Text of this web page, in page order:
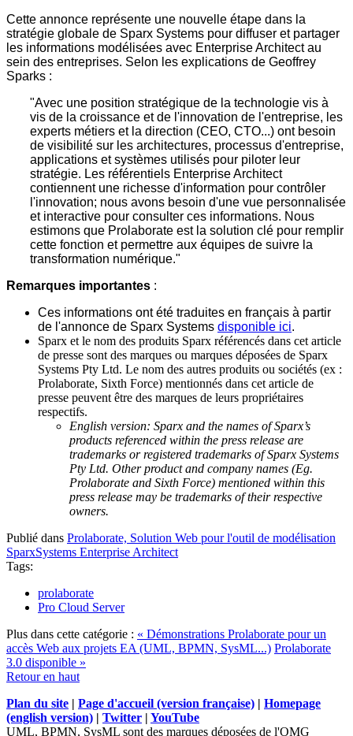
Cette annonce représente une nouvelle étape dans la
stratégie globale de Sparx Systems pour diffuser et partager
les informations modélisées avec Enterprise Architect au
sein des entreprises. Selon les explications de Geoffrey
Sparks :
"Avec une position stratégique de la technologie vis à
vis de la croissance et de l'innovation de l'entreprise, les
experts métiers et la direction (CEO, CTO...) ont besoin
de visibilité sur les architectures, processus d'entreprise,
applications et systèmes utilisés pour piloter leur
stratégie. Les référentiels Enterprise Architect
contiennent une richesse d'information pour contrôler
l'innovation; nous avons besoin d'une vue personnalisée
et interactive pour consulter ces informations. Nous
estimons que Prolaborate est la solution clé pour remplir
cette fonction et permettre aux équipes de suivre la
transformation numérique."
Remarques importantes :
Ces informations ont été traduites en français à partir
de l'annonce de Sparx Systems disponible ici.
Sparx et le nom des produits Sparx référencés dans cet article
de presse sont des marques ou marques déposées de Sparx
Systems Pty Ltd. Le nom des autres produits ou sociétés (ex :
Prolaborate, Sixth Force) mentionnés dans cet article de
presse peuvent être des marques de leurs propriétaires
respectifs.
English version: Sparx and the names of Sparx’s
products referenced within the press release are
trademarks or registered trademarks of Sparx Systems
Pty Ltd. Other product and company names (Eg.
Prolaborate and Sixth Force) mentioned within this
press release may be trademarks of their respective
owners.
Publié dans Prolaborate, Solution Web pour l'outil de modélisation
SparxSystems Enterprise Architect
Tags:
prolaborate
Pro Cloud Server
Plus dans cette catégorie : « Démonstrations Prolaborate pour un
accès Web aux projets EA (UML, BPMN, SysML...) Prolaborate
3.0 disponible »
Retour en haut
Plan du site | Page d'accueil (version française) | Homepage
(english version) | Twitter | YouTube
UML, BPMN, SysML sont des marques déposées de l'OMG